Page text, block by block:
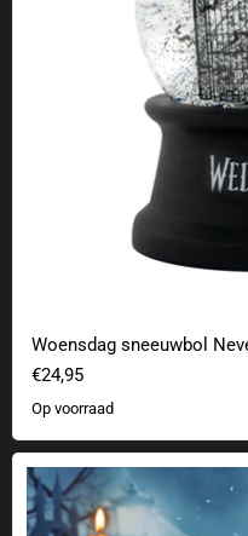
Woensdag sneeuwbol
€24,95
Op voorraad
The Nightmare Before